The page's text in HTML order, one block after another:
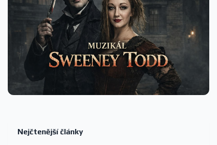
Nejčtenější články